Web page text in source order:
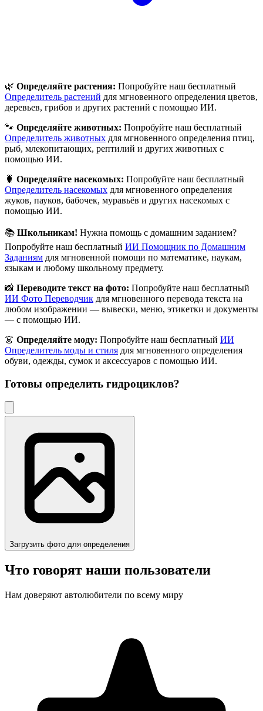
🌿 Определяйте растения: Попробуйте наш бесплатный
Определитель растений для мгновенного определения цветов,
деревьев, грибов и других растений с помощью ИИ.
🐾 Определяйте животных: Попробуйте наш бесплатный
Определитель животных для мгновенного определения птиц,
рыб, млекопитающих, рептилий и других животных с
помощью ИИ.
🐛 Определяйте насекомых: Попробуйте наш бесплатный
Определитель насекомых для мгновенного определения
жуков, пауков, бабочек, муравьёв и других насекомых с
помощью ИИ.
📚 Школьникам! Нужна помощь с домашним заданием?
Попробуйте наш бесплатный ИИ Помощник по Домашним
Заданиям для мгновенной помощи по математике, наукам,
языкам и любому школьному предмету.
📸 Переводите текст на фото: Попробуйте наш бесплатный
ИИ Фото Переводчик для мгновенного перевода текста на
любом изображении — вывески, меню, этикетки и документы
— с помощью ИИ.
👗 Определяйте моду: Попробуйте наш бесплатный ИИ
Определитель моды и стиля для мгновенного определения
обуви, одежды, сумок и аксессуаров с помощью ИИ.
Готовы определить гидроциклов?
Загрузить фото для определения
Что говорят наши пользователи
Нам доверяют автолюбители по всему миру